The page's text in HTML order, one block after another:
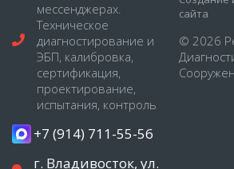
мессенджерах.
Техническое
диагностирование и
ЭБП, калибровка,
сертификация,
проектирование,
испытания, контроль
+7 (914) 711-55-56
г. Владивосток, ул.
сайта
© 2026